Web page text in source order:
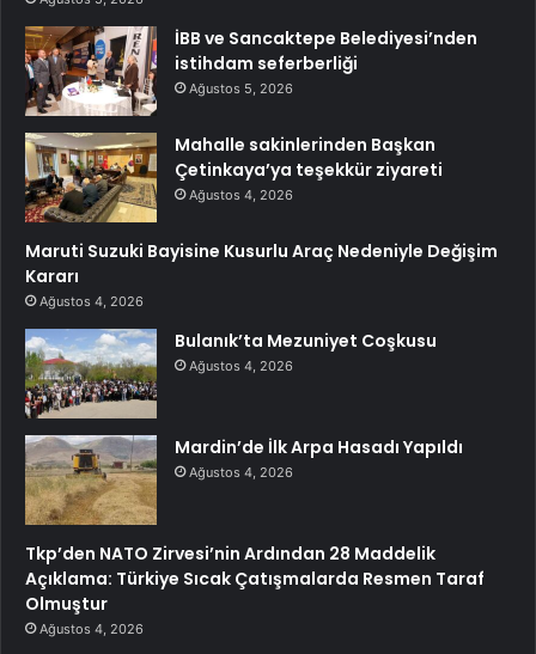
İBB ve Sancaktepe Belediyesi’nden
istihdam seferberliği
Ağustos 5, 2026
Mahalle sakinlerinden Başkan
Çetinkaya’ya teşekkür ziyareti
Ağustos 4, 2026
Maruti Suzuki Bayisine Kusurlu Araç Nedeniyle Değişim
Kararı
Ağustos 4, 2026
Bulanık’ta Mezuniyet Coşkusu
Ağustos 4, 2026
Mardin’de İlk Arpa Hasadı Yapıldı
Ağustos 4, 2026
Tkp’den NATO Zirvesi’nin Ardından 28 Maddelik
Açıklama: Türkiye Sıcak Çatışmalarda Resmen Taraf
Olmuştur
Ağustos 4, 2026